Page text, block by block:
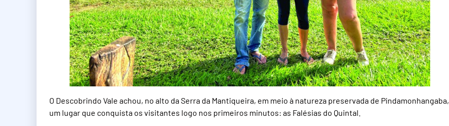
O Descobrindo Vale achou, no alto da Serra da Mantiqueira, em meio à natureza preservada de Pindamonhangaba,
um lugar que conquista os visitantes logo nos primeiros minutos: as Falésias do Quintal.